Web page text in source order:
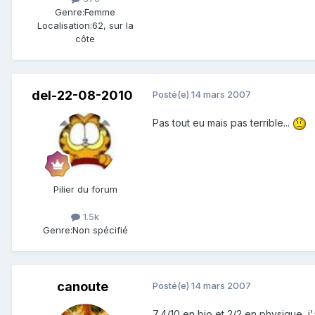
Genre:Femme
Localisation:62, sur la
côte
del-22-08-2010
Pilier du forum
1.5k
Genre:Non spécifié
Posté(e) 14 mars 2007
Pas tout eu mais pas terrible...
canoute Posté(e) 14 mars 2007